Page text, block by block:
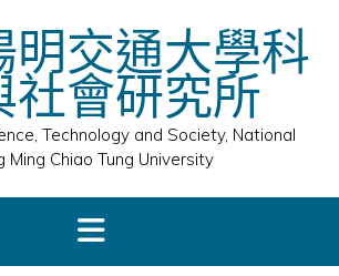
明交通大學科
社會研究所
Technology and Society, National
Ming Chiao Tung University